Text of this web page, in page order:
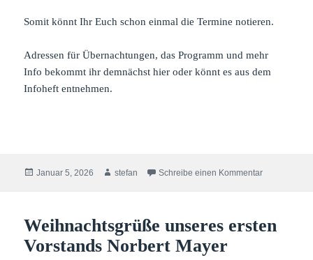
Somit könnt Ihr Euch schon einmal die Termine notieren.
Adressen für Übernachtungen, das Programm und mehr
Info bekommt ihr demnächst hier oder könnt es aus dem
Infoheft entnehmen.
Veröffentlicht
Januar 5, 2026 Autor
stefan Schreibe einen Kommentarzu Und nach
Weihnachtsgrüße unseres ersten
Vorstands Norbert Mayer